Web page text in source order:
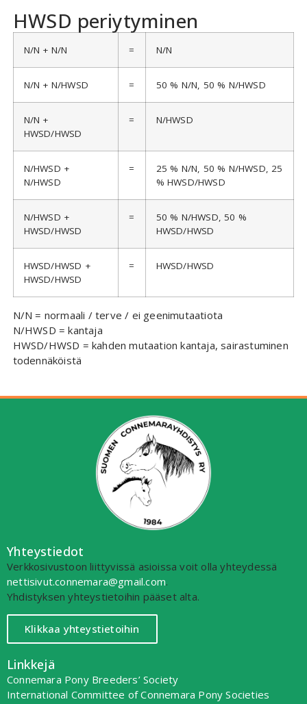
HWSD periytyminen
N/N + N/N = N/N
N/N + N/HWSD = 50 % N/N, 50 % N/HWSD
N/N +
HWSD/HWSD
= N/HWSD
N/HWSD +
N/HWSD
=
25 % N/N, 50 % N/HWSD, 25
% HWSD/HWSD
N/HWSD +
HWSD/HWSD
=
50 % N/HWSD, 50 %
HWSD/HWSD
HWSD/HWSD +
HWSD/HWSD
= HWSD/HWSD
N/N = normaali / terve / ei geenimutaatiota
N/HWSD = kantaja
HWSD/HWSD = kahden mutaation kantaja, sairastuminen
todennäköistä
Yhteystiedot
Verkkosivustoon liittyvissä asioissa voit olla yhteydessä
nettisivut.connemara@gmail.com.
Yhdistyksen yhteystietoihin pääset alta.
Klikkaa yhteystietoihin
Linkkejä
Connemara Pony Breeders’ Society
International Committee of Connemara Pony Societies